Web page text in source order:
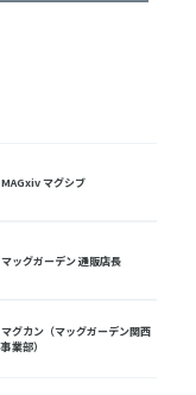
MAGxiv マグシブ
マッグガーデン 通販店長
マグカン（マッグガーデン関西
事業部）